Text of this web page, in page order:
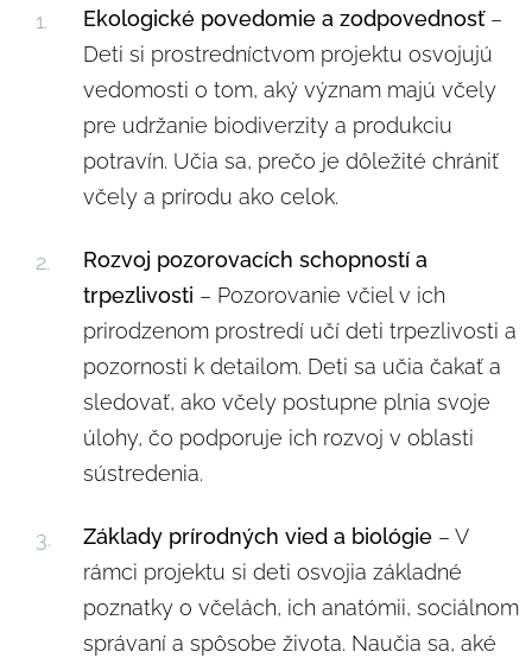
Ekologické povedomie a zodpovednosť–
Deti si prostredníctvom projektu osvojujú
vedomosti o tom, aký význam majú včely
pre udržanie biodiverzity a produkciu
potravín. Učia sa, prečo je dôležité chrániť
včely a prírodu ako celok.
Rozvoj pozorovacích schopností a
trpezlivosti – Pozorovanie včiel v ich
prirodzenom prostredí učí deti trpezlivosti a
pozornosti k detailom. Deti sa učia čakať a
sledovať, ako včely postupne plnia svoje
úlohy, čo podporuje ich rozvoj v oblasti
sústredenia.
Základy prírodných vied a biológie – V
rámci projektu si deti osvojia základné
poznatky o včelách, ich anatómii, sociálnom
správaní a spôsobe života. Naučia sa, aké